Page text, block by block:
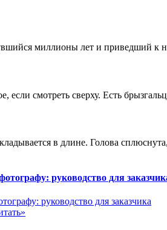
миллионы лет и приведший к
если смотреть сверху. Есть
в длине. Голова
руководство для